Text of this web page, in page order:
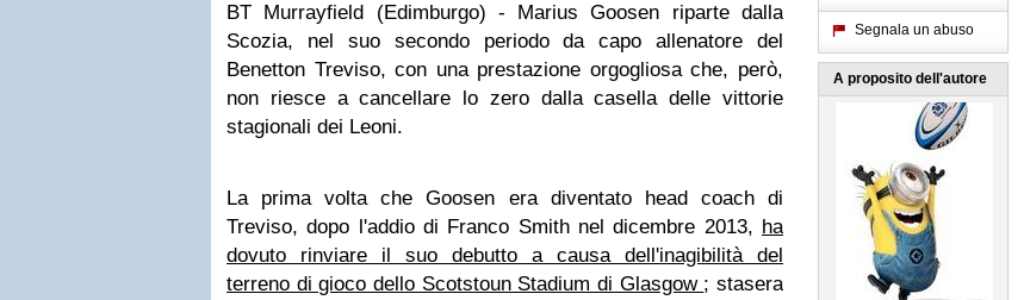
BT Murrayfield (Edimburgo) - Marius Goosen riparte dalla
Scozia, nel suo secondo periodo da capo allenatore del
Benetton Treviso, con una prestazione orgogliosa che, però,
non riesce a cancellare lo zero dalla casella delle vittorie
stagionali dei Leoni.
La prima volta che Goosen era diventato head coach di
Treviso, dopo l'addio di Franco Smith nel dicembre 2013, ha
dovuto rinviare il suo debutto a causa dell'inagibilità del
terreno di gioco dello Scotstoun Stadium di Glasgow ; stasera
Segnala un abuso
A proposito dell'autore